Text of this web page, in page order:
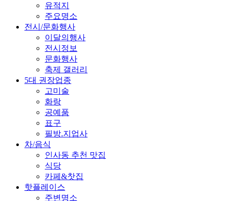
유적지
주요명소
전시/문화행사
이달의행사
전시정보
문화행사
축제 갤러리
5대 권장업종
고미술
화랑
공예품
표구
필방.지업사
차/음식
인사동 추천 맛집
식당
카페&찻집
핫플레이스
주변명소